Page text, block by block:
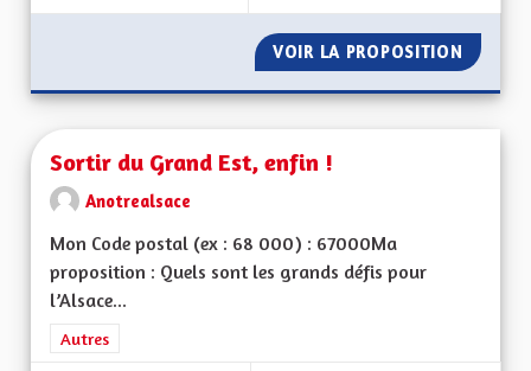
VOIR LA PROPOSITION UNE
Sortir du Grand Est, enfin !
Anotrealsace
Mon Code postal (ex : 68 000) : 67000Ma
proposition : Quels sont les grands défis pour
l’Alsace...
Filtrer les résultats de la catégorie : Autres
Autres